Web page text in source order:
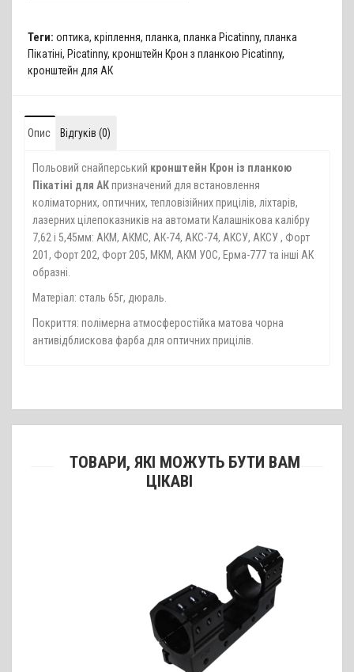
Теги: оптика, кріплення, планка, планка Picatinny, планка
Пікатіні, Picatinny, кронштейн Крон з планкою Picatinny,
кронштейн для АК
Опис Відгуків (0)
Польовий снайперський кронштейн Крон із планкою
Пікатіні для АКпризначений для встановлення
коліматорних, оптичних, тепловізійних прицілів, ліхтарів,
лазерних цілепоказників на автомати Калашнікова калібру
7,62 і 5,45мм: АКМ, АКМС, АК-74, АКС-74, АКСУ, АКСУ , Форт
201, Форт 202, Форт 205, МКМ, АКМ УОС, Ерма-777 та інші АК
образні.
Матеріал: сталь 65г, дюраль.
Покриття: полімерна атмосферостійка матова чорна
антивідблискова фарба для оптичних прицілів.
ТОВАРИ, ЯКІ МОЖУТЬ БУТИ ВАМ
ЦІКАВІ